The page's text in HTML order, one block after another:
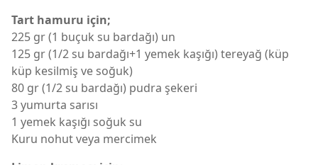
Tart hamuru için;
225 gr (1 buçuk su bardağı) un
125 gr (1/2 su bardağı+1 yemek kaşığı) tereyağ (küp
küp kesilmiş ve soğuk)
80 gr (1/2 su bardağı) pudra şekeri
3 yumurta sarısı
1 yemek kaşığı soğuk su
Kuru nohut veya mercimek